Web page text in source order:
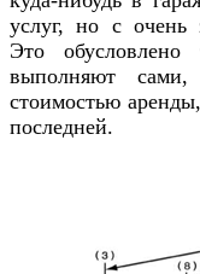
услуг, но с очень
Это
выполняют
стоимостью
последней.